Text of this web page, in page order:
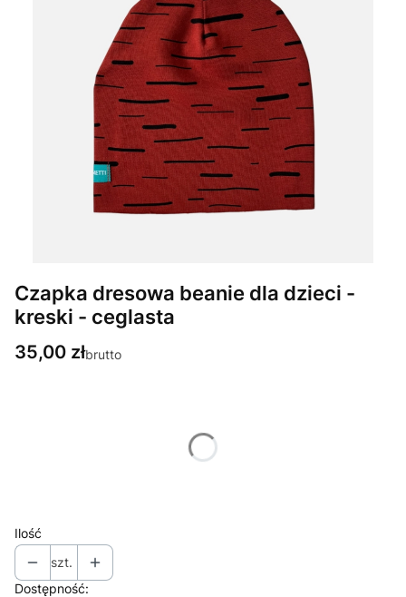
Czapka dresowa beanie dla dzieci -
kreski - ceglasta
Cena
35,00 złbrutto
Ilość
szt.
Dostępność: